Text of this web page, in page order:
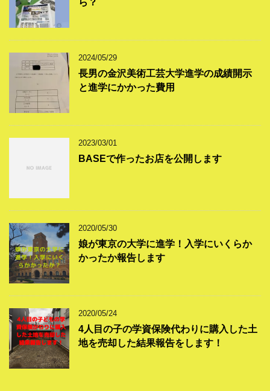
2024/05/29
長男の金沢美術工芸大学進学の成績開示
と進学にかかった費用
2023/03/01
BASEで作ったお店を公開します
2020/05/30
娘が東京の大学に進学！入学にいくらか
かったか報告します
2020/05/24
4人目の子の学資保険代わりに購入した土
地を売却した結果報告をします！